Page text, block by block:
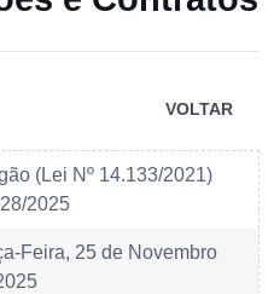
VOLTAR
(Lei Nº 14.133/2021)
2025
Feira, 25 de Novembro